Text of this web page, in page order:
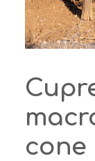
cone